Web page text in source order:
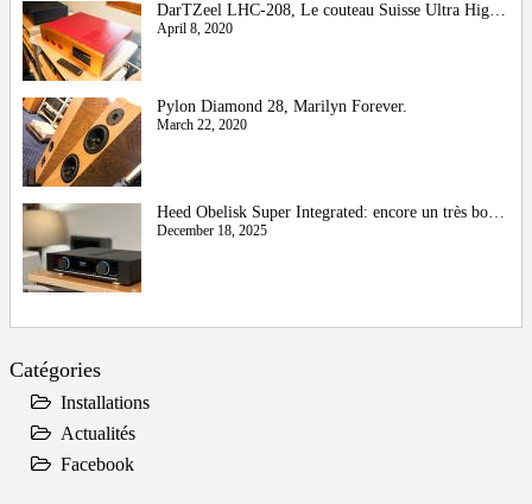
DarTZeel LHC-208, Le couteau Suisse Ultra High-End
April 8, 2020
Pylon Diamond 28, Marilyn Forever.
March 22, 2020
Heed Obelisk Super Integrated: encore un très bon cru !
December 18, 2025
Catégories
Installations
Actualités
Facebook